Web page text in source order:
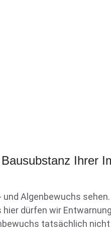
Ihrer
Algenbewuchs
dürfen wir
tatsächlich